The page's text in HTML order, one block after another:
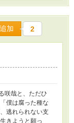
加 2
咲哉と、ただひ
僕は腐った種な
逃れられない支
きようと願っ